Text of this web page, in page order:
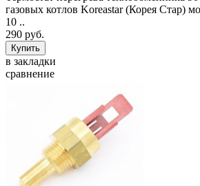
газовых котлов Koreastar (Корея Стар)
10 ..
290 руб.
в закладки
сравнение